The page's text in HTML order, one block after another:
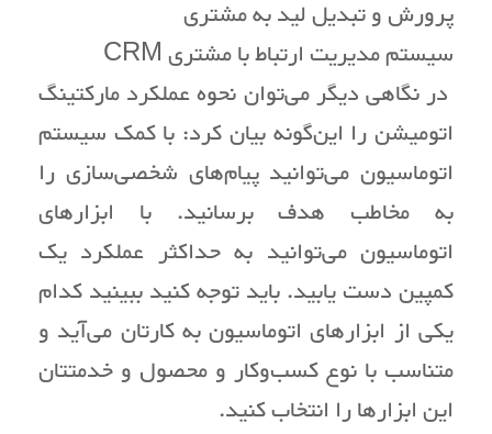
پرورش و تبدیل لید به مشتری
سیستم مدیریت ارتباط با مشتری CRM
در نگاهی دیگر می‌توان نحوه عملکرد مارکتینگ
اتومیشن را این‌گونه بیان کرد: با کمک سیستم
اتوماسیون می‌توانید پیام‌های شخصی‌سازی را
به مخاطب هدف برسانید. با ابزارهای
اتوماسیون می‌توانید به حداکثر عملکرد یک
کمپین دست یابید. باید توجه کنید ببینید کدام
یکی از ابزارهای اتوماسیون به کارتان می‌آید و
متناسب با نوع کسب‌وکار و محصول و خدمتتان
این ابزارها را انتخاب کنید.